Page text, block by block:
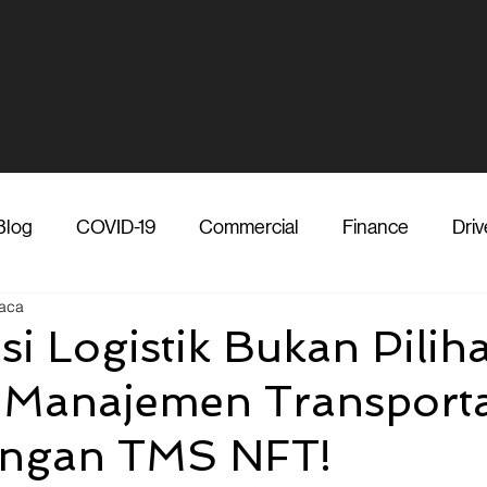
COVID-19 Commercial Finance
Vendor Shipper Media COVID-19
Logistik Bukan
TMS NFT!